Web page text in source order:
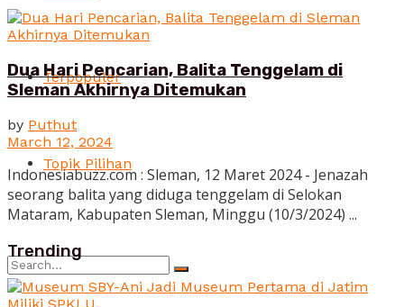
Terpopuler
Topik Pilihan
Dua Hari Pencarian, Balita Tenggelam di
Sleman Akhirnya Ditemukan
by Puthut
March 12, 2024
Indonesiabuzz.com : Sleman, 12 Maret 2024 - Jenazah
seorang balita yang diduga tenggelam di Selokan
Mataram, Kabupaten Sleman, Minggu (10/3/2024) ...
Trending